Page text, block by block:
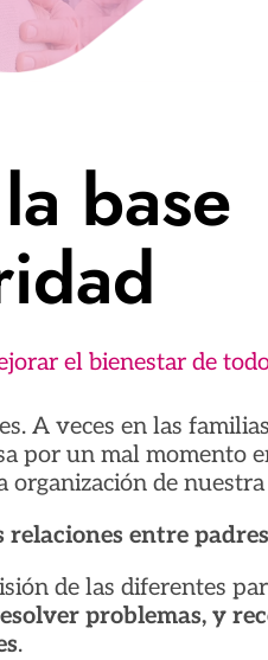
base
el bienestar de
A veces en las
por un mal momento
organización de
entre
de las diferentes
problemas, y
.